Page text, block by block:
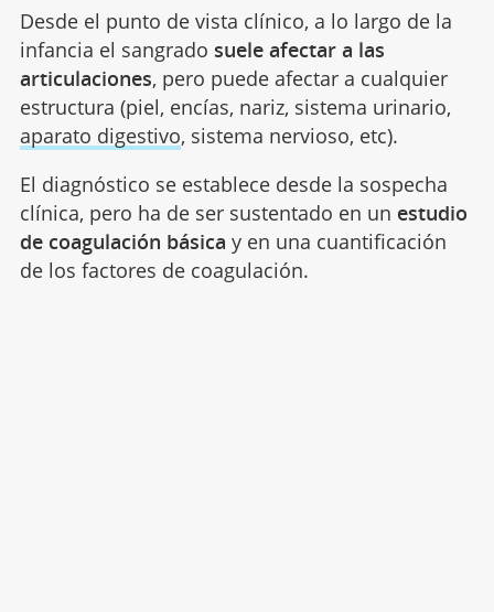
Desde el punto de vista clínico, a lo largo de la
infancia el sangrado suele afectar a las
articulaciones, pero puede afectar a cualquier
estructura (piel, encías, nariz, sistema urinario,
aparato digestivo, sistema nervioso, etc).
El diagnóstico se establece desde la sospecha
clínica, pero ha de ser sustentado en un estudio
de coagulación básica y en una cuantificación
de los factores de coagulación.